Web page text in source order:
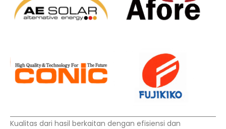
Kualitas dari hasil berkaitan dengan efisiensi dan